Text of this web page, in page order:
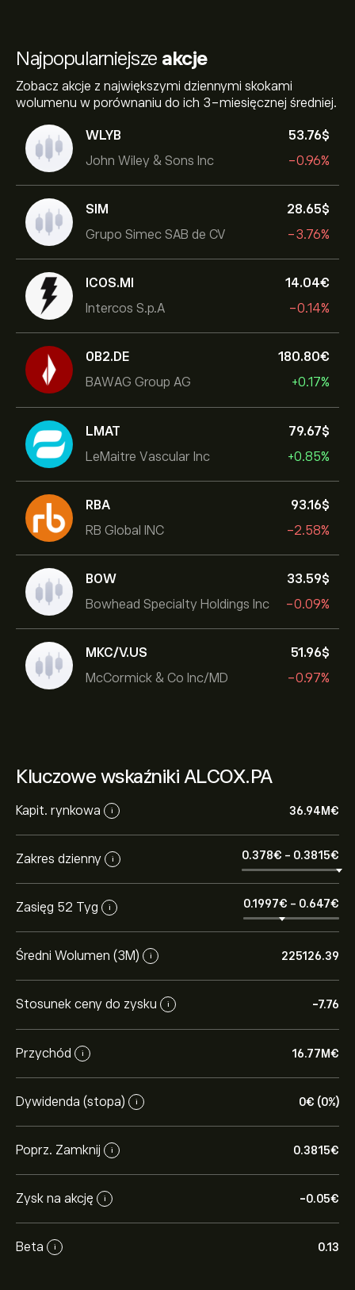
Najpopularniejsze akcje
Zobacz akcje z największymi dziennymi skokami
wolumenu w porównaniu do ich 3-miesięcznej średniej.
WLYB
John Wiley & Sons Inc
53.76‎$‎
-0.96%
SIM
Grupo Simec SAB de CV
28.65‎$‎
-3.76%
ICOS.MI
Intercos S.p.A
14.04‎€‎
-0.14%
0B2.DE
BAWAG Group AG
180.80‎€‎
+0.17%
LMAT
LeMaitre Vascular Inc
79.67‎$‎
+0.85%
RBA
RB Global INC
93.16‎$‎
-2.58%
BOW
Bowhead Specialty Holdings Inc
33.59‎$‎
-0.09%
MKC/V.US
McCormick & Co Inc/MD
51.96‎$‎
-0.97%
Kluczowe wskaźniki ALCOX.PA
Kapit. rynkowa i 36.94M‎€‎
Zakres dzienny i 0.378‎€‎ - 0.3815‎€‎
Zasięg 52 Tyg i 0.1997‎€‎ - 0.647‎€‎
Średni Wolumen (3M) i 225126.39
Stosunek ceny do zysku i -7.76
Przychód i 16.77M‎€‎
Dywidenda (stopa) i 0‎€‎ (0%)
Poprz. Zamknij i 0.3815‎€‎
Zysk na akcję i -0.05‎€‎
Beta i 0.13